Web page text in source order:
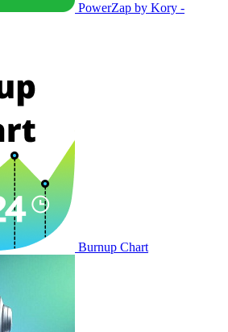
PowerZap by Kory -
Burnup Chart